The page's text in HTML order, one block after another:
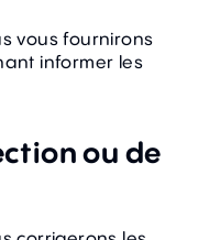
vous fournirons
informer les
ou de